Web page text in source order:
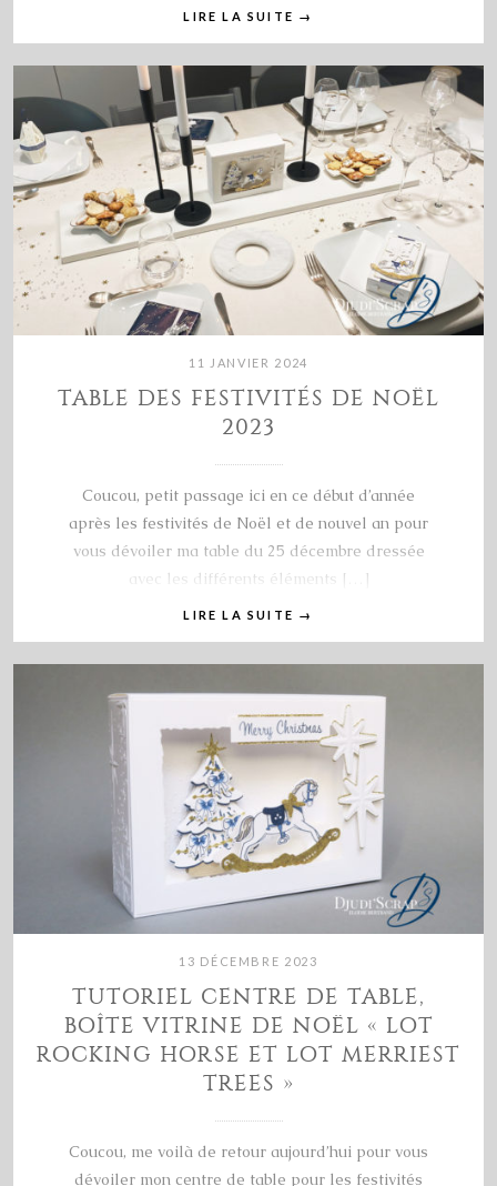
LIRE LA SUITE →
11 JANVIER 2024
TABLE DES FESTIVITÉS DE NOËL
2023
Coucou, petit passage ici en ce début d’année
après les festivités de Noël et de nouvel an pour
vous dévoiler ma table du 25 décembre dressée
avec les différents éléments […]
LIRE LA SUITE →
13 DÉCEMBRE 2023
TUTORIEL CENTRE DE TABLE,
BOÎTE VITRINE DE NOËL « LOT
ROCKING HORSE ET LOT MERRIEST
TREES »
Coucou, me voilà de retour aujourd’hui pour vous
dévoiler mon centre de table pour les festivités